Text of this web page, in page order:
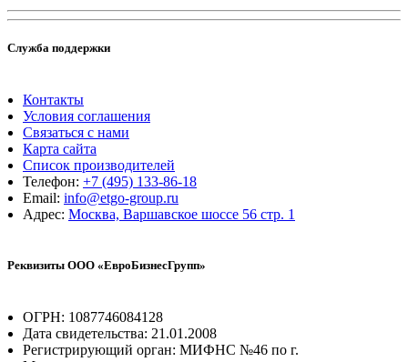
Служба поддержки
Контакты
Условия соглашения
Связаться с нами
Карта сайта
Список производителей
Телефон: +7 (495) 133-86-18
Email: info@etgo-group.ru
Адрес: Москва, Варшавское шоссе 56 стр. 1
Реквизиты ООО «ЕвроБизнесГрупп»
ОГРН: 1087746084128
Дата свидетельства: 21.01.2008
Регистрирующий орган: МИФНС №46 по г.